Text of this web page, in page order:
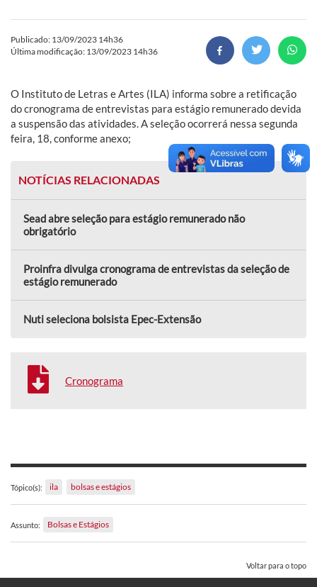
Publicado: 13/09/2023 14h36
Última modificação: 13/09/2023 14h36
O Instituto de Letras e Artes (ILA) informa sobre a retificação
do cronograma de entrevistas para estágio remunerado devida
a suspensão das atividades. A seleção ocorrerá nessa segunda
feira, 18, conforme anexo;
NOTÍCIAS RELACIONADAS
Sead abre seleção para estágio remunerado não
obrigatório
Proinfra divulga cronograma de entrevistas da seleção de
estágio remunerado
Nuti seleciona bolsista Epec-Extensão
Cronograma
Tópico(s): ila bolsas e estágios
Assunto: Bolsas e Estágios
Voltar para o topo